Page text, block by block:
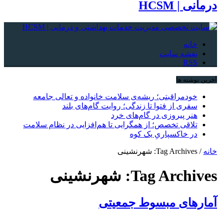
درمانی | HCSM
خانه
نقشه سایت
RSS
آخرین نوشته ها
خودمراقبتی؛ ریشه‌ی سلامت خانواده و تعالی جامعه
سفری از فتوا تا زندگی؛ روایت گام‌های بلند
هنر پیروزی در گام‌های خرد
تلاقی تخصص؛ از همگرایی تا هم‌افزایی در نظام سلامت
در خاکسپاریِ یک کوه
خانه / Tag Archives: شهرنشینی
Tag Archives: شهرنشینی
آمارهای مبسوط جمعیتی